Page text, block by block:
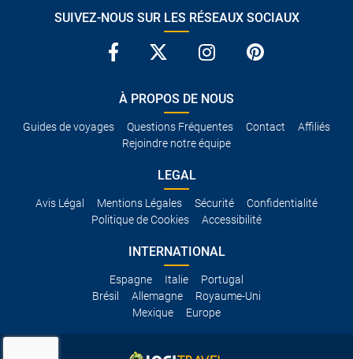
SUIVEZ-NOUS SUR LES RÉSEAUX SOCIAUX
À PROPOS DE NOUS
Guides de voyages Questions Fréquentes Contact
Affiliés
Rejoindre notre équipe
LEGAL
Avis Légal Mentions Légales Sécurité
Confidentialité
Politique de Cookies
Accessibilité
INTERNATIONAL
Espagne Italie
Portugal
Brésil
Allemagne
Royaume-Uni
Mexique
Europe